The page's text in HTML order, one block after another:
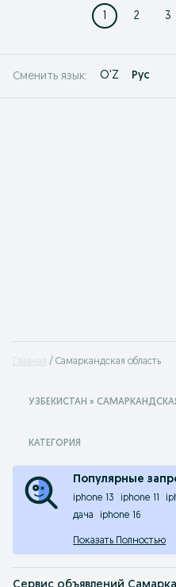
1 2 3
Сменить язык: O'Z Рус
Главная Самаркандская область
УЗБЕКИСТАН »
КАТЕГОРИЯ
Популярные
iphone 13 iphone 11
дача
iphone 16
Показать Полностью